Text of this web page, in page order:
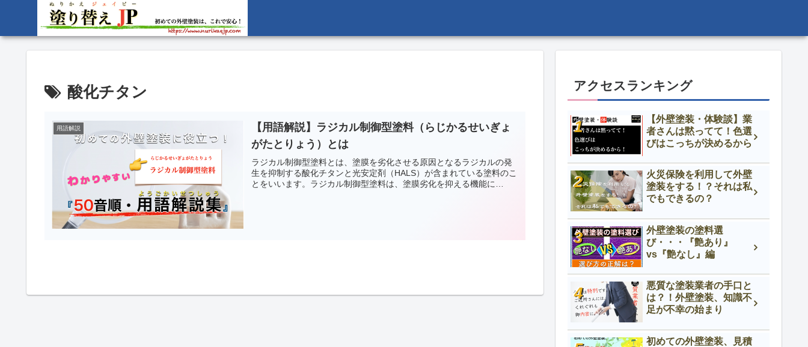
酸化チタン
用語解説
【用語解説】ラジカル制御型塗料（らじかるせいぎょ
がたとりょう）とは
ラジカル制御型塗料とは、塗膜を劣化させる原因となるラジカルの発
生を抑制する酸化チタンと光安定剤（HALS）が含まれている塗料のこ
とをいいます。ラジカル制御型塗料は、塗膜劣化を抑える機能に…
アクセスランキング
【外壁塗装・体験談】業
者さんは黙ってて！色選
びはこっちが決めるから
火災保険を利用して外壁
塗装をする！？それは私
でもできるの？
外壁塗装の塗料選
び・・・『艶あり』
vs『艶なし』編
悪質な塗装業者の手口と
は？！外壁塗装、知識不
足が不幸の始まり
初めての外壁塗装、見積